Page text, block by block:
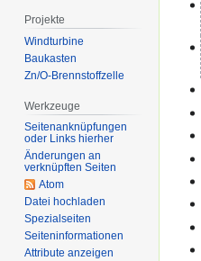
Projekte
Windturbine
Baukasten
Zn/O-Brennstoffzelle
Werkzeuge
Seitenanknüpfungen
oder Links hierher
Änderungen an
verknüpften Seiten
Atom
Datei hochladen
Spezialseiten
Seiten­informationen
Attribute anzeigen